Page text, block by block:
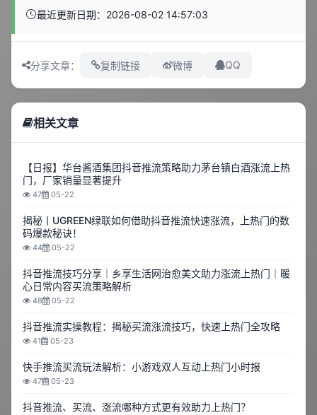
最近更新日期：2026-08-02 14:57:03
分享文章： 复制链接 微博 QQ
相关文章
【日报】华台酱酒集团抖音推流策略助力茅台镇白酒涨流上热
门，厂家销量显著提升
47 05-22
揭秘丨UGREEN绿联如何借助抖音推流快速涨流，上热门的数
码爆款秘诀！
44 05-22
抖音推流技巧分享｜乡享生活网治愈美文助力涨流上热门｜暖
心日常内容买流策略解析
48 05-22
抖音推流实操教程：揭秘买流涨流技巧，快速上热门全攻略
41 05-23
快手推流买流玩法解析：小游戏双人互动上热门小时报
47 05-23
抖音推流、买流、涨流哪种方式更有效助力上热门？